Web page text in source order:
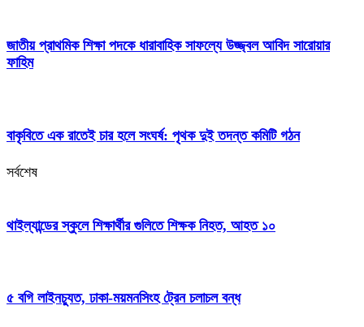
জাতীয় প্রাথমিক শিক্ষা পদকে ধারাবাহিক সাফল্যে উজ্জ্বল আবিদ সারোয়ার
ফাহিম
বাকৃবিতে এক রাতেই চার হলে সংঘর্ষ: পৃথক দুই তদন্ত কমিটি গঠন
সর্বশেষ
থাইল্যান্ডের স্কুলে শিক্ষার্থীর গুলিতে শিক্ষক নিহত, আহত ১০
৫ বগি লাইনচ্যুত, ঢাকা-ময়মনসিংহ ট্রেন চলাচল বন্ধ